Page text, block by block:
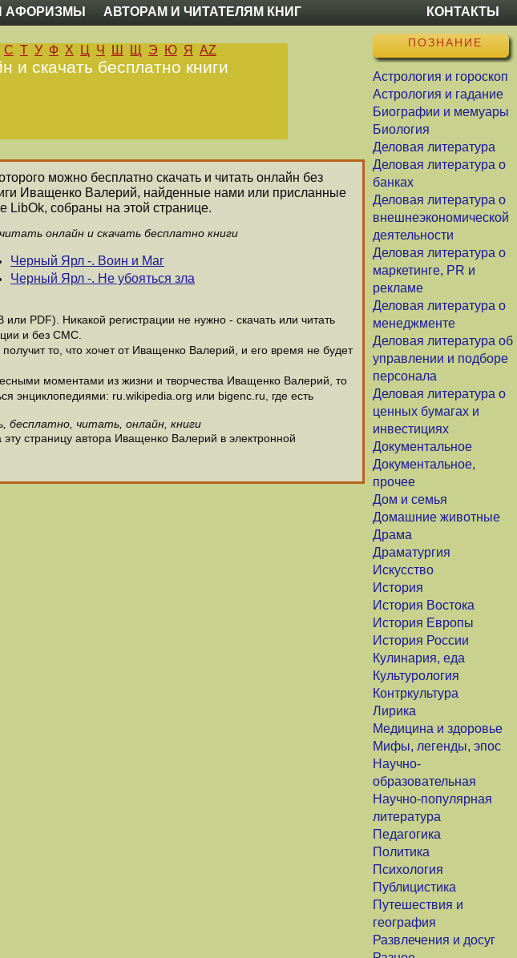
АФОРИЗМЫ АВТОРАМ И ЧИТАТЕЛЯМ КНИГ КОНТАКТЫ
ПОЗНАНИЕ
Астрология и гороскоп
Астрология и гадание
Биографии и мемуары
Биология
Деловая литература
Деловая литература о
банках
Деловая литература о
внешнеэкономической
деятельности
Деловая литература о
маркетинге, PR и
рекламе
Деловая литература о
менеджменте
Деловая литература об
управлении и подборе
персонала
Деловая литература о
ценных бумагах и
инвестициях
Документальное
Документальное,
прочее
Дом и семья
Домашние животные
Драма
Драматургия
Искусство
История
История Востока
История Европы
История России
Кулинария, еда
Культурология
Контркультура
Лирика
Медицина и здоровье
Мифы, легенды, эпос
Научно-
образовательная
Научно-популярная
литература
Педагогика
Политика
Психология
Публицистика
Путешествия и
география
Развлечения и досуг
С Т У Ф Х Ц Ч Ш Щ Э Ю Я AZ
и скачать бесплатно книги
можно бесплатно скачать и читать онлайн без
Иващенко Валерий, найденные нами или присланные
LibOk, собраны на этой странице.
онлайн и скачать бесплатно книги
Черный Ярл -. Воин и Маг
Черный Ярл -. Не убояться зла
PDF). Никакой регистрации не нужно - скачать или читать
и без СМС.
то, что хочет от Иващенко Валерий, и его время не будет
моментами из жизни и творчества Иващенко Валерий, то
энциклопедиями: ru.wikipedia.org или bigenc.ru, где есть
бесплатно, читать, онлайн, книги
эту страницу автора Иващенко Валерий в электронной